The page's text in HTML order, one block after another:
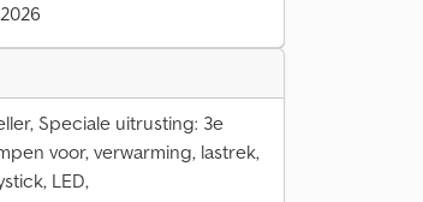
Speciale uitrusting: 3e
voor, verwarming, lastrek,
LED,